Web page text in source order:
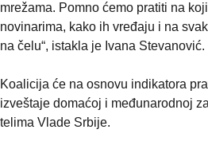
mrežama. Pomno ćemo pratiti na
novinarima, kako ih vređaju i na
na čelu“, istakla je Ivana Stevanović.
Koalicija će na osnovu indikatora
izveštaje domaćoj i međunarodnoj
telima Vlade Srbije.